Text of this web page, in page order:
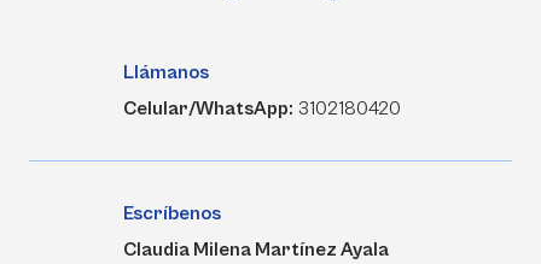
Llámanos
Celular/WhatsApp: 3102180420
Escríbenos
Claudia Milena Martínez Ayala